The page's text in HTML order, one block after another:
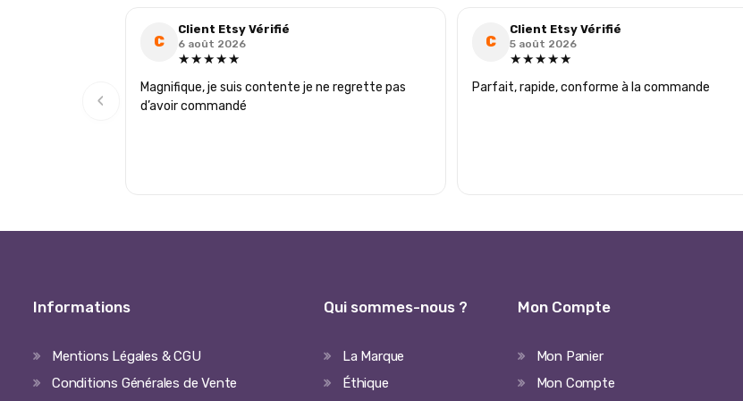
‹
C
Client Etsy Vérifié
6 août 2026
★★★★★
Magnifique, je suis contente je ne regrette pas
d’avoir commandé
C
Client Etsy Vérifié
5 août 2026
★★★★★
Parfait, rapide, conforme à la commande
Informations
Mentions Légales & CGU
Conditions Générales de Vente
Qui sommes-nous ?
La Marque
Éthique
Mon Compte
Mon Panier
Mon Compte